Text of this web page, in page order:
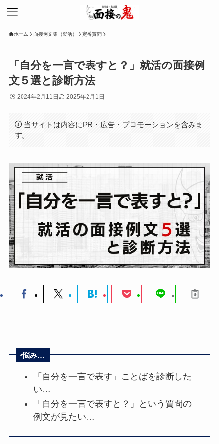
ホーム 面接例文集（就活） 定番質問
「自分を一言で表すと？」就活の面接例
文５選と診断方法
2024年2月11日 2025年2月1日
当サイトは内容にPR・広告・プロモーションを含みま
す。
悩み…
「自分を一言で表す」ことばを診断した
い…
「自分を一言で表すと？」という質問の
例文が見たい…